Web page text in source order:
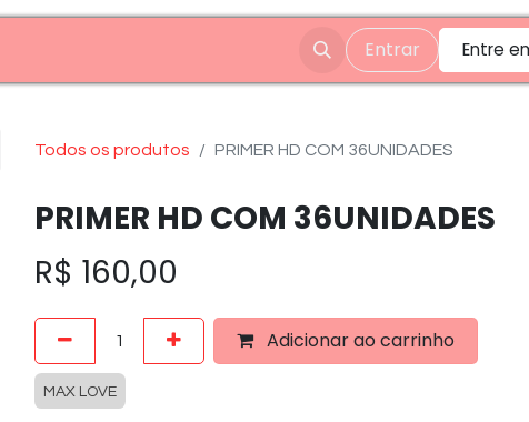
Entrar Entre
Todos os produtos PRIMER HD COM 36UNIDADES
PRIMER HD COM 36UNIDADES
R$ 160,00
Adicionar ao carrinho
MAX LOVE